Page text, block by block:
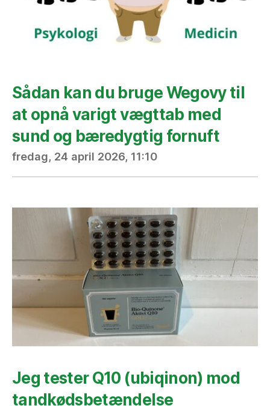
Sådan kan du bruge Wegovy til
at opnå varigt vægttab med
sund og bæredygtig fornuft
fredag, 24 april 2026, 11:10
Jeg tester Q10 (ubiqinon) mod
tandkødsbetændelse